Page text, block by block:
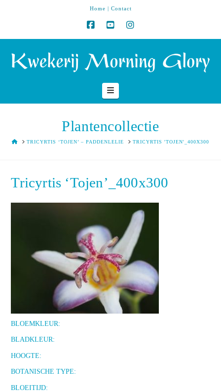
Home | Contact
Navigation
Plantencollectie
HOMETRICYRTIS ‘TOJEN’ – PADDENLELIE TRICYRTIS 'TOJEN'_400X300
Tricyrtis ‘Tojen’_400x300
BLOEMKLEUR:
BLADKLEUR:
HOOGTE:
BOTANISCHE TYPE:
BLOEITIJD: